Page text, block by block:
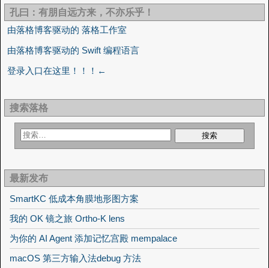
孔曰：有朋自远方来，不亦乐乎！
由落格博客驱动的 落格工作室
由落格博客驱动的 Swift 编程语言
登录入口在这里！！！←
搜索落格
最新发布
SmartKC 低成本角膜地形图方案
我的 OK 镜之旅 Ortho-K lens
为你的 AI Agent 添加记忆宫殿 mempalace
macOS 第三方输入法debug 方法